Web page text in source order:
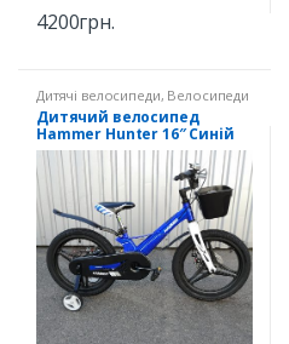
4200грн.
Дитячі велосипеди, Велосипеди
16" зріст 100-116 см
Дитячий велосипед
Hammer Hunter 16″ Синій
Литі диски